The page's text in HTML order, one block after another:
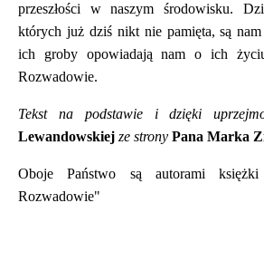
przeszłości w naszym środowisku.
których już dziś nikt nie pamięta, są
ich groby opowiadają nam o ich
Rozwadowie.
Tekst na podstawie i dzięki
Lewandowskiej ze strony Pana Marka
Oboje Państwo są autorami
Rozwadowie"